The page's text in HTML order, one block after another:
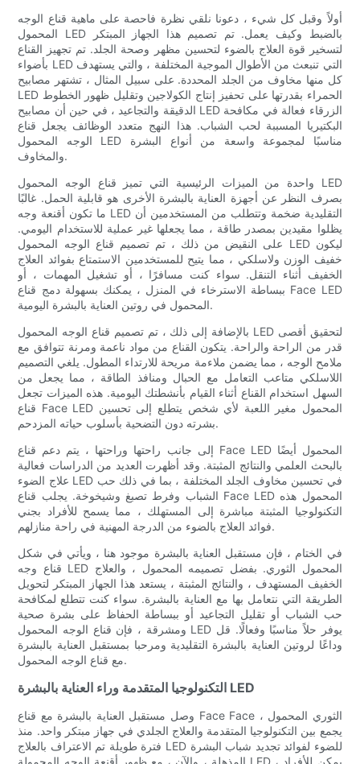
أولاً وقبل كل شيء ، دعونا نلقي نظرة فاحصة على ماهية قناع الوجه
المحمول LED بالضبط وكيف يعمل. تم تصميم هذا الجهاز المبتكر
لتسخير قوة العلاج بالضوء لتحسين مظهر وصحة الجلد. تم تجهيز القناع
بأضواء LED التي تنبعث من الأطوال الموجية المختلفة ، والتي يستهدف
كل منها مخاوف من الجلد المحددة. على سبيل المثال ، تشتهر مصابيح
LED الحمراء بقدرتها على تحفيز إنتاج الكولاجين وتقليل ظهور الخطوط
الدقيقة والتجاعيد ، في حين أن مصابيح LED الزرقاء فعالة في مكافحة
البكتيريا المسببة لحب الشباب. هذا النهج متعدد الوظائف يجعل قناع
الوجه المحمول LED مناسبًا لمجموعة واسعة من أنواع البشرة
والمخاوف.
واحدة من الميزات الرئيسية التي تميز قناع الوجه المحمول LED
بصرف النظر عن أجهزة العناية بالبشرة الأخرى هو قابلية الحمل. غالبًا
ما تكون أقنعة وجه LED التقليدية ضخمة وتتطلب من المستخدمين أن
يظلوا مقيدين بمصدر طاقة ، مما يجعلها غير عملية للاستخدام اليومي.
على النقيض من ذلك ، تم تصميم قناع الوجه المحمول LED ليكون
خفيف الوزن ولاسلكي ، مما يتيح للمستخدمين الاستمتاع بفوائد العلاج
الخفيف أثناء التنقل. سواء كنت مسافرًا ، أو تشغيل المهمات ، أو
ببساطة الاسترخاء في المنزل ، يمكنك بسهولة دمج قناع Face LED
المحمول في روتين العناية بالبشرة اليومية.
بالإضافة إلى ذلك ، تم تصميم قناع الوجه المحمول LED لتحقيق أقصى
قدر من الراحة والراحة. يتكون القناع من مواد ناعمة ومرنة تتوافق مع
ملامح الوجه ، مما يضمن ملاءمة مريحة للارتداء المطول. يلغي التصميم
اللاسلكي متاعب التعامل مع الحبال ومنافذ الطاقة ، مما يجعل من
السهل استخدام القناع أثناء القيام بأنشطتك اليومية. هذه الميزات تجعل
قناع Face LED المحمول مغير اللعبة لأي شخص يتطلع إلى تحسين
بشرته دون التضحية بأسلوب حياته المزدحم.
إلى جانب راحتها وراحتها ، يتم دعم قناع Face LED المحمول أيضًا
بالبحث العلمي والنتائج المثبتة. وقد أظهرت العديد من الدراسات فعالية
علاج الضوء LED في تحسين مخاوف الجلد المختلفة ، بما في ذلك حب
الشباب وفرط تصبغ وشيخوخة. يجلب قناع Face LED المحمول هذه
التكنولوجيا المثبتة مباشرة إلى المستهلك ، مما يسمح للأفراد بجني
فوائد العلاج بالضوء من الدرجة المهنية في راحة منازلهم.
في الختام ، فإن مستقبل العناية بالبشرة موجود هنا ، ويأتي في شكل
قناع وجه LED المحمول الثوري. بفضل تصميمه المحمول ، والعلاج
الخفيف المستهدف ، والنتائج المثبتة ، يستعد هذا الجهاز المبتكر لتحويل
الطريقة التي نتعامل بها مع العناية بالبشرة. سواء كنت تتطلع لمكافحة
حب الشباب أو تقليل التجاعيد أو ببساطة الحفاظ على بشرة صحية
ومشرقة ، فإن قناع الوجه المحمول LED يوفر حلاً مناسبًا وفعالًا. قل
وداعًا لروتين العناية بالبشرة التقليدية ومرحبا بمستقبل العناية بالبشرة
مع قناع الوجه المحمول.
التكنولوجيا المتقدمة وراء العناية بالبشرة LED
وصل مستقبل العناية بالبشرة مع قناع Face Face الثوري المحمول ،
يجمع بين التكنولوجيا المتقدمة والعلاج الجلدي في جهاز مبتكر واحد. منذ
فترة طويلة تم الاعتراف بالعلاج LED للضوء لفوائد تجديد شباب البشرة